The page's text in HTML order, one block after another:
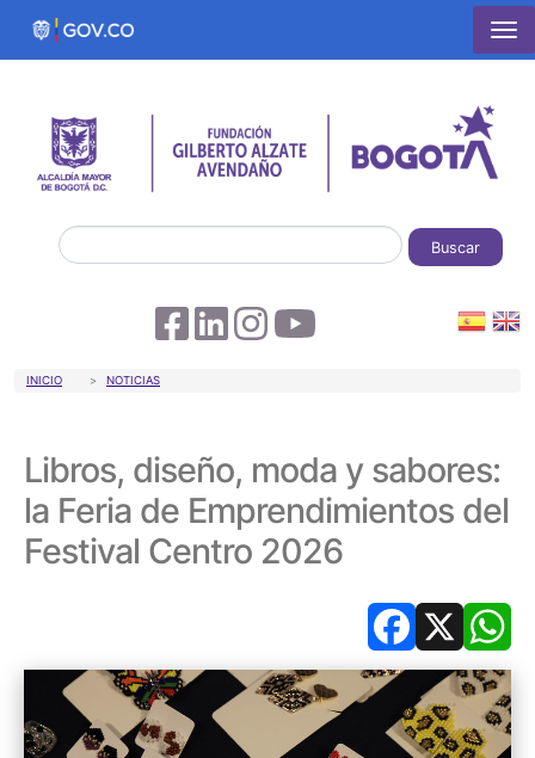
Pasar al contenido principal
Buscar
Sobrescribir enlaces de ayuda a la
INICIO NOTICIAS
Libros, diseño, moda y sabores:
la Feria de Emprendimientos del
Festival Centro 2026
Facebook
X